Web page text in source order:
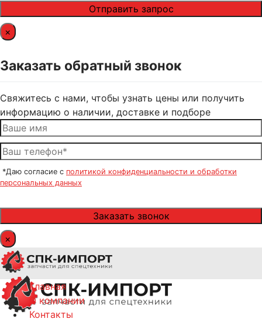
×
Заказать обратный звонок
Свяжитесь с нами, чтобы узнать цены или получить
информацию о наличии, доставке и подборе
*Даю согласие с политикой конфиденциальности и обработки
персональных данных
×
Главная
О компании
Контакты